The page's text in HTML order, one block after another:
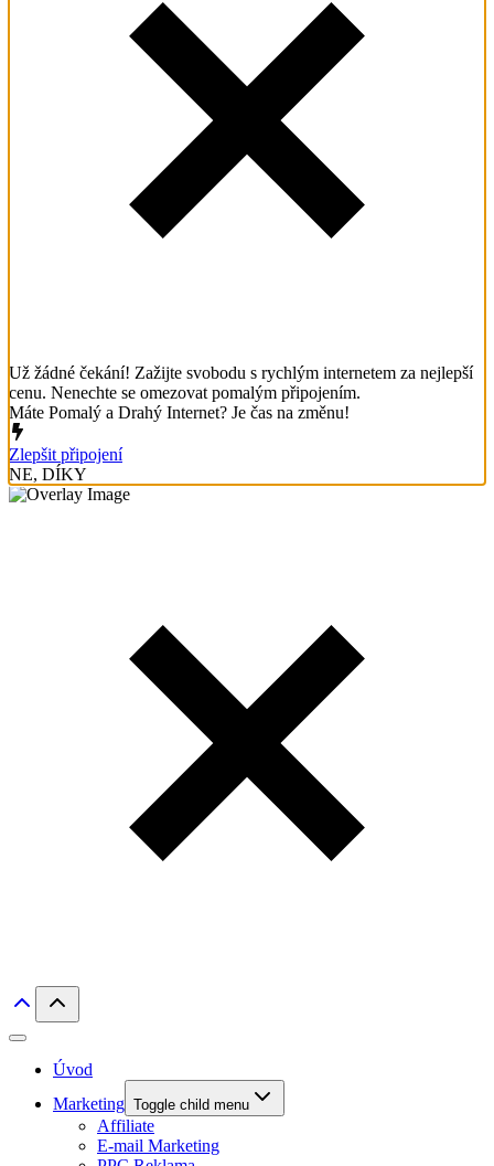
Už žádné čekání! Zažijte svobodu s rychlým internetem za nejlepší
cenu. Nenechte se omezovat pomalým připojením.
Máte Pomalý a Drahý Internet? Je čas na změnu!
Zlepšit připojení
NE, DÍKY
Úvod
Marketing Toggle child menu
Affiliate
E-mail Marketing